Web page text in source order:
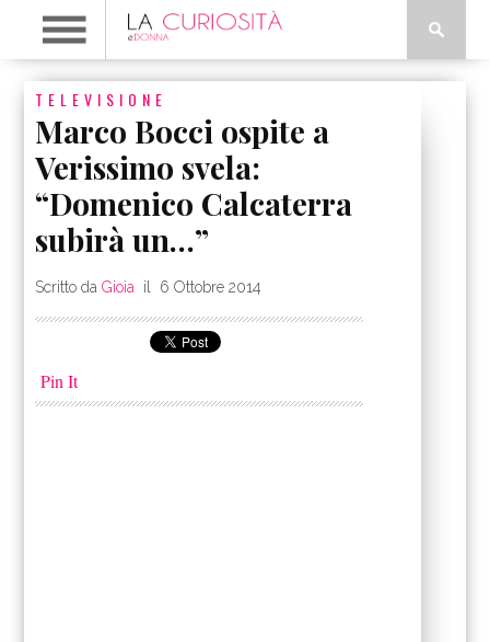
TELEVISIONE
Marco Bocci ospite a
Verissimo svela:
“Domenico Calcaterra
subirà un…”
Scritto daGioia il 6 Ottobre 2014
Pin It